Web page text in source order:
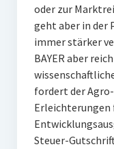
oder zur
geht aber in der
immer stärker
BAYER aber
fordert der
Erleichterungen
Steuer-